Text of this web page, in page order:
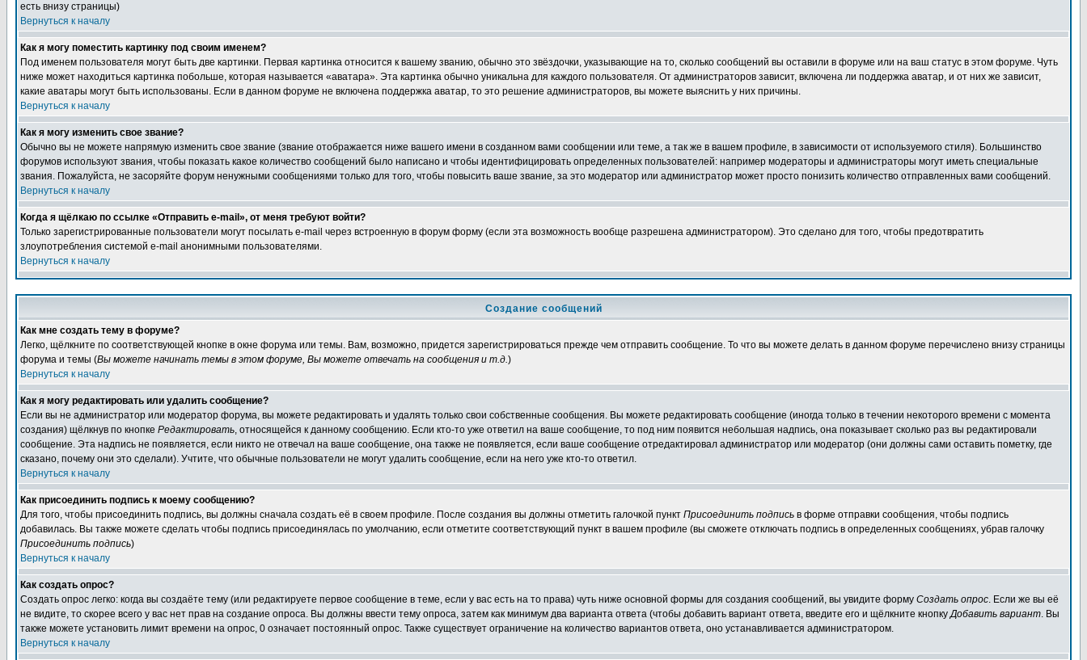
есть внизу страницы)
Вернуться к началу
Как я могу поместить картинку под своим именем?
Под именем пользователя могут быть две картинки. Первая картинка относится к вашему званию, обычно это звёздочки, указывающие на то, сколько сообщений вы оставили в форуме или на ваш статус в этом форуме. Чуть
ниже может находиться картинка побольше, которая называется «аватара». Эта картинка обычно уникальна для каждого пользователя. От администраторов зависит, включена ли поддержка аватар, и от них же зависит,
какие аватары могут быть использованы. Если в данном форуме не включена поддержка аватар, то это решение администраторов, вы можете выяснить у них причины.
Вернуться к началу
Как я могу изменить свое звание?
Обычно вы не можете напрямую изменить свое звание (звание отображается ниже вашего имени в созданном вами сообщении или теме, а так же в вашем профиле, в зависимости от используемого стиля). Большинство
форумов используют звания, чтобы показать какое количество сообщений было написано и чтобы идентифицировать определенных пользователей: например модераторы и администраторы могут иметь специальные
звания. Пожалуйста, не засоряйте форум ненужными сообщениями только для того, чтобы повысить ваше звание, за это модератор или администратор может просто понизить количество отправленных вами сообщений.
Вернуться к началу
Когда я щёлкаю по ссылке «Отправить e-mail», от меня требуют войти?
Только зарегистрированные пользователи могут посылать e-mail через встроенную в форум форму (если эта возможность вообще разрешена администратором). Это сделано для того, чтобы предотвратить
злоупотребления системой e-mail анонимными пользователями.
Вернуться к началу
Создание сообщений
Как мне создать тему в форуме?
Легко, щёлкните по соответствующей кнопке в окне форума или темы. Вам, возможно, придется зарегистрироваться прежде чем отправить сообщение. То что вы можете делать в данном форуме перечислено внизу страницы
форума и темы (Вы можете начинать темы в этом форуме, Вы можете отвечать на сообщения и т.д.)
Вернуться к началу
Как я могу редактировать или удалить сообщение?
Если вы не администратор или модератор форума, вы можете редактировать и удалять только свои собственные сообщения. Вы можете редактировать сообщение (иногда только в течении некоторого времени с момента
создания) щёлкнув по кнопке Редактировать, относящейся к данному сообщению. Если кто-то уже ответил на ваше сообщение, то под ним появится небольшая надпись, она показывает сколько раз вы редактировали
сообщение. Эта надпись не появляется, если никто не отвечал на ваше сообщение, она также не появляется, если ваше сообщение отредактировал администратор или модератор (они должны сами оставить пометку, где
сказано, почему они это сделали). Учтите, что обычные пользователи не могут удалить сообщение, если на него уже кто-то ответил.
Вернуться к началу
Как присоединить подпись к моему сообщению?
Для того, чтобы присоединить подпись, вы должны сначала создать её в своем профиле. После создания вы должны отметить галочкой пункт Присоединить подпись в форме отправки сообщения, чтобы подпись
добавилась. Вы также можете сделать чтобы подпись присоединялась по умолчанию, если отметите соответствующий пункт в вашем профиле (вы сможете отключать подпись в определенных сообщениях, убрав галочку
Присоединить подпись)
Вернуться к началу
Как создать опрос?
Создать опрос легко: когда вы создаёте тему (или редактируете первое сообщение в теме, если у вас есть на то права) чуть ниже основной формы для создания сообщений, вы увидите форму Создать опрос. Если же вы её
не видите, то скорее всего у вас нет прав на создание опроса. Вы должны ввести тему опроса, затем как минимум два варианта ответа (чтобы добавить вариант ответа, введите его и щёлкните кнопкуДобавить вариант. Вы
также можете установить лимит времени на опрос, 0 означает постоянный опрос. Также существует ограничение на количество вариантов ответа, оно устанавливается администратором.
Вернуться к началу